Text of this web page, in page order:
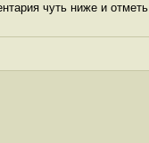
чуть ниже и отметь